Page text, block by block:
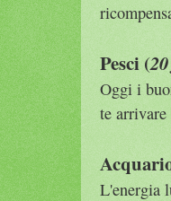
Pesci (
Oggi i
te
L'energia